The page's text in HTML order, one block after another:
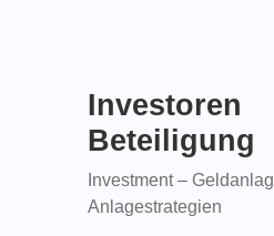
Investoren
Beteiligung
Investment –
Anlagestrategien